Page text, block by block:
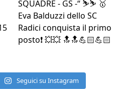
Seguici su Instagram